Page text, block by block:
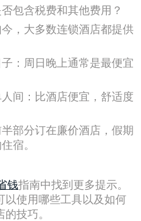
包含税费和其他费用？
，大多数连锁酒店都提供
：周日晚上通常是最便宜
间：比酒店便宜，舒适度
部分订在廉价酒店，假期
宿。
钱指南中找到更多提示。
以使用哪些工具以及如何
技巧。